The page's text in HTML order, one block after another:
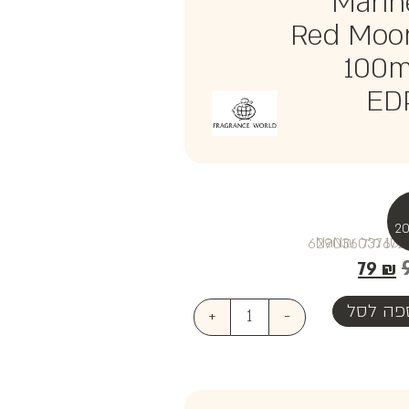
Red
₪NaN
79 ₪
-
+ לסל